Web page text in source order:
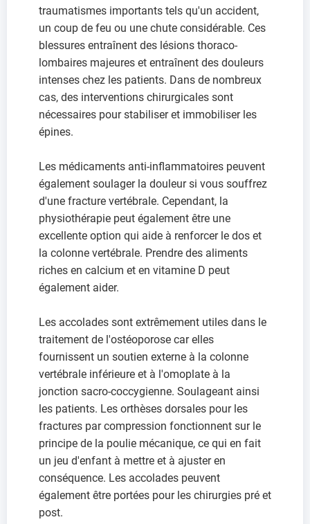
traumatismes importants tels qu'un accident,
un coup de feu ou une chute considérable. Ces
blessures entraînent des lésions thoraco-
lombaires majeures et entraînent des douleurs
intenses chez les patients. Dans de nombreux
cas, des interventions chirurgicales sont
nécessaires pour stabiliser et immobiliser les
épines.
Les médicaments anti-inflammatoires peuvent
également soulager la douleur si vous souffrez
d'une fracture vertébrale. Cependant, la
physiothérapie peut également être une
excellente option qui aide à renforcer le dos et
la colonne vertébrale. Prendre des aliments
riches en calcium et en vitamine D peut
également aider.
Les accolades sont extrêmement utiles dans le
traitement de l'ostéoporose car elles
fournissent un soutien externe à la colonne
vertébrale inférieure et à l'omoplate à la
jonction sacro-coccygienne. Soulageant ainsi
les patients. Les orthèses dorsales pour les
fractures par compression fonctionnent sur le
principe de la poulie mécanique, ce qui en fait
un jeu d'enfant à mettre et à ajuster en
conséquence. Les accolades peuvent
également être portées pour les chirurgies pré et
post.